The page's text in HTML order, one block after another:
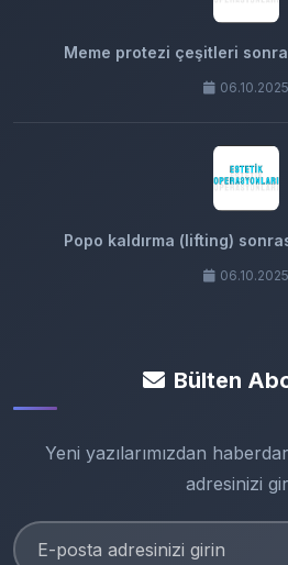
Meme protezi çeşitleri
06.10.2025
Popo kaldırma (lifting)
06.10.2025
Bülten
Yeni yazılarımızdan
adresinizi